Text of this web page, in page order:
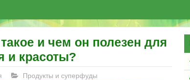
и чем он полезен для
и красоты?
Продукты и суперфуды